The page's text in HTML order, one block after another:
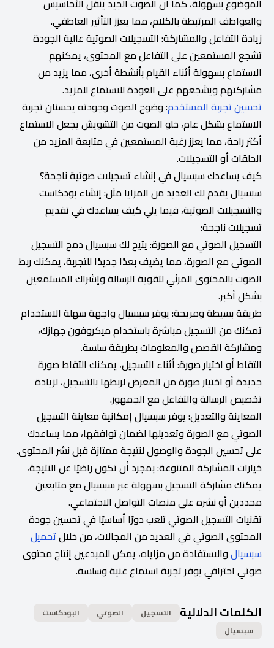
الموضوع بسهولة، كما أن الصوت الجيد ينقل الأحاسيس
والعواطف المرتبطة بالكلام، مما يعزز التأثير العاطفي.
زيادة التفاعل والمشاركة: التسجيلات الصوتية عالية الجودة
تشجع المستمعين على التفاعل مع المحتوى، يمكنهم
الاستماع بسهولة أثناء القيام بأنشطة أخرى، مما يزيد من
مشاركتهم ويشجعهم على العودة للاستماع للمزيد.
تحسين تجربة المستخدم: وضوح الصوت وجودته يحسنان تجربة
الاستماع بشكل عام، خلو الصوت من التشويش يجعل الاستماع
أكثر راحة، مما يعزز رغبة المستمعين في متابعة المزيد من
الحلقات أو التسجيلات.
كيف يساعدك سبسيال في إنشاء تسجيلات صوتية ناجحة؟
سبسيال يقدم لك العديد من المزايا مثل: إنشاء بودكاست
والتسجيلات الصوتية، فيما يلي كيف يساعدك في تقديم
تسجيلات ناجحة:
التسجيل الصوتي مع الصورة: يتيح لك سبسيال دمج التسجيل
الصوتي مع الصورة، مما يضيف بعدًا جديدًا للتجربة، يمكنك ربط
الصوت بالمحتوى المرئي لتقوية الرسالة وإشراك المستمعين
بشكل أكبر.
طريقة بسيطة ومريحة: يوفر سبسيال واجهة سهلة الاستخدام
تمكنك من التسجيل مباشرة باستخدام ميكروفون جهازك،
ومشاركة القصص والمعلومات بطريقة سلسة.
التقاط أو اختيار صورة: أثناء التسجيل، يمكنك التقاط صورة
جديدة أو اختيار صورة من المعرض لربطها بالتسجيل، لزيادة
تخصيص الرسالة والتفاعل مع الجمهور.
المعاينة والتعديل: يوفر سبسيال إمكانية معاينة التسجيل
الصوتي مع الصورة وتعديلها لضمان توافقها، مما يساعدك
على تحسين الجودة والوصول لنتيجة ممتازة قبل نشر المحتوى.
خيارات المشاركة المتنوعة: بمجرد أن تكون راضيًا عن النتيجة،
يمكنك مشاركة التسجيل بسهولة عبر سبسيال مع متابعين
محددين أو نشره على منصات التواصل الاجتماعي.
تقنيات التسجيل الصوتي تلعب دورًا أساسيًا في تحسين جودة
المحتوى الصوتي في العديد من المجالات، من خلالتحميل
سبسيالوالاستفادة من مزاياه، يمكن للمبدعين إنتاج محتوى
صوتي احترافي يوفر تجربة استماع غنية وسلسة.
الكلمات الدلالية التسجيل الصوتي
البودكاست
سبسيال